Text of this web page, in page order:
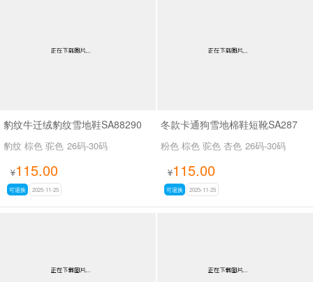
豹纹牛迁绒豹纹雪地鞋SA88290
豹纹 棕色 驼色 26码-30码
¥115.00
可退换 2025-11-25
冬款卡通狗雪地棉鞋短靴SA287
粉色 棕色 驼色 杏色 26码-30码
¥115.00
可退换 2025-11-25